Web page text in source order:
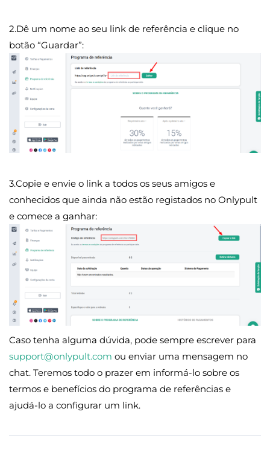
2.Dê um nome ao seu link de referência e clique no
botão “Guardar”:
3.Copie e envie o link a todos os seus amigos e
conhecidos que ainda não estão registados no Onlypult
e comece a ganhar:
Caso tenha alguma dúvida, pode sempre escrever para
support@onlypult.com ou enviar uma mensagem no
chat. Teremos todo o prazer em informá-lo sobre os
termos e benefícios do programa de referências e
ajudá-lo a configurar um link.